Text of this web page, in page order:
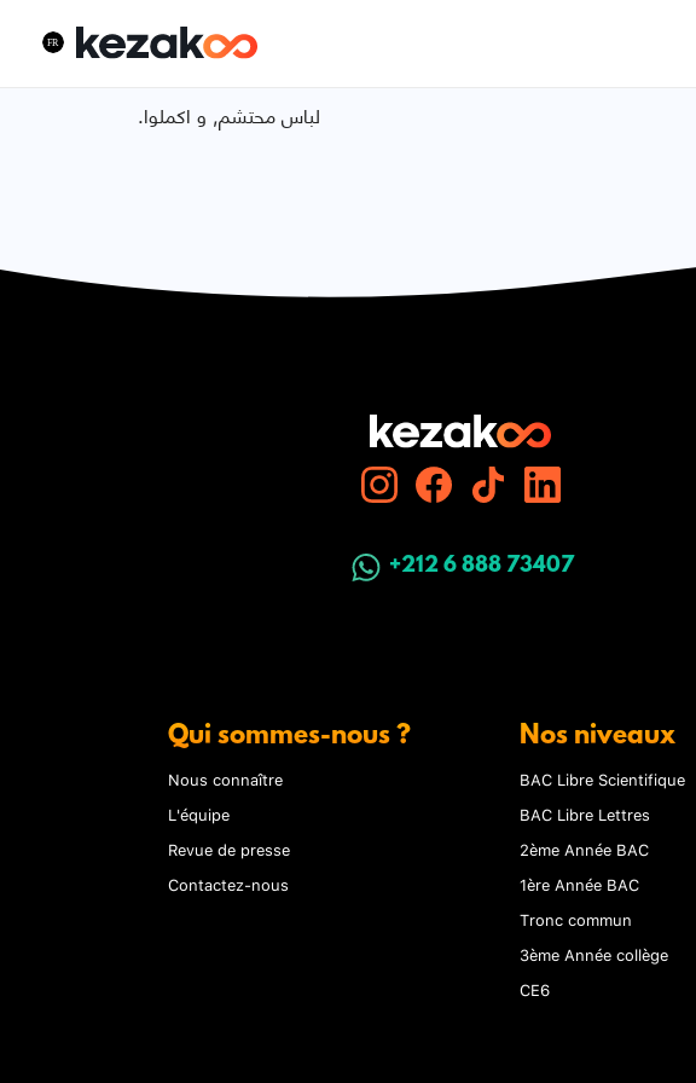
.لباس محتشم, و اكملوا
+212 6 888 73407
Qui sommes-nous ?
Nous connaître
L'équipe
Revue de presse
Contactez-nous
Nos niveaux
BAC Libre Scientifique
BAC Libre Lettres
2ème Année BAC
1ère Année BAC
Tronc commun
3ème Année collège
CE6